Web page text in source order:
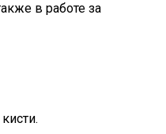
в работе за